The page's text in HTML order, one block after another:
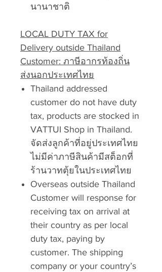
นานาชาติ
LOCAL DUTY TAX for
Delivery outside Thailand
Customer: ภาษีอากรท้องถิ่น
ส่งนอกประเทศไทย
Thailand addressed
customer do not have duty
tax, products are stocked in
VATTUI Shop in Thailand.
จัดส่งลูกค้าที่อยู่ประเทศไทย
ไม่มีค่าภาษีสินค้ามีสต็อกที่
ร้านวาทตุ้ยในประเทศไทย
Overseas outside Thailand
Customer will response for
receiving tax on arrival at
their country as per local
duty tax, paying by
customer. The shipping
company or your country’s